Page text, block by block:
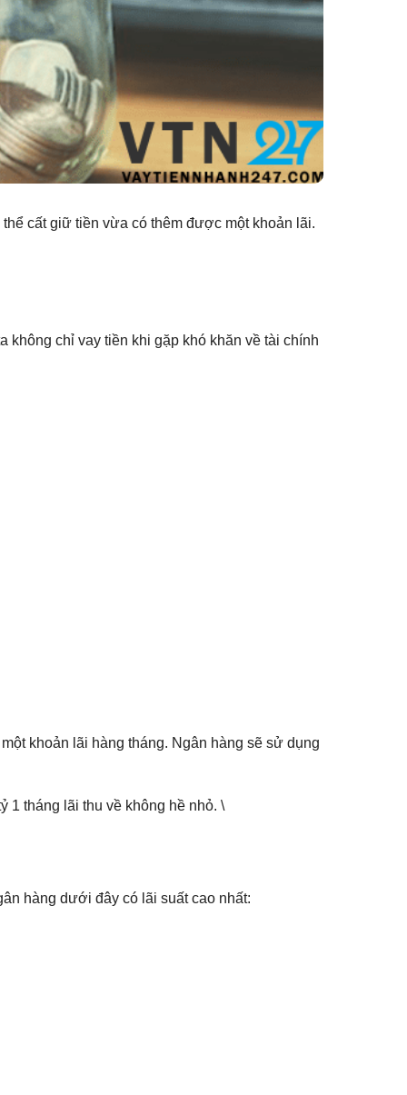
cất giữ tiền vừa có thêm được một khoản lãi.
không chỉ vay tiền khi gặp khó khăn về tài chính
khoản lãi hàng tháng. Ngân hàng sẽ sử dụng
1 tháng lãi thu về không hề nhỏ. \
hàng dưới đây có lãi suất cao nhất: